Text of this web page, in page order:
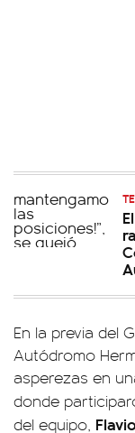
En la previa del
Autódromo
asperezas en
donde
del equipo,